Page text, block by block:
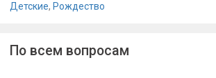
Детские, Рождество
По всем вопросам